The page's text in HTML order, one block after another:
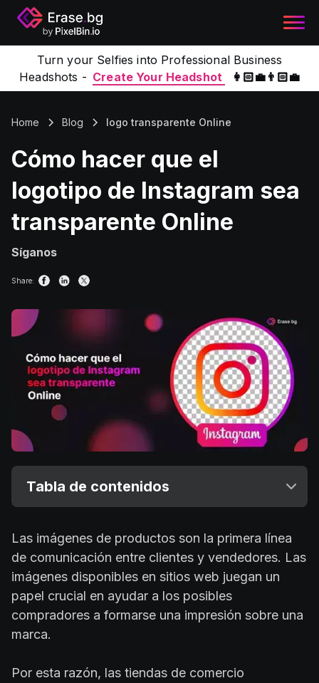
Turn your Selfies into Professional Business
Headshots - Create Your Headshot 👩🏻‍💼👨🏻‍💼
Home Blog logo transparente Online
Cómo hacer que el
logotipo de Instagram sea
transparente Online
Síganos
Share:
Tabla de contenidos
Las imágenes de productos son la primera línea
de comunicación entre clientes y vendedores. Las
imágenes disponibles en sitios web juegan un
papel crucial en ayudar a los posibles
compradores a formarse una impresión sobre una
marca.
Por esta razón, las tiendas de comercio